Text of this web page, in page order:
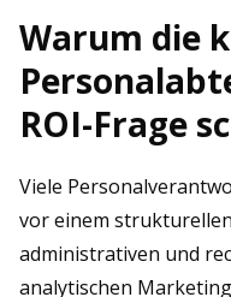
Warum die
ROI-Frage
Viele
vor einem
administrativen und
analytischen